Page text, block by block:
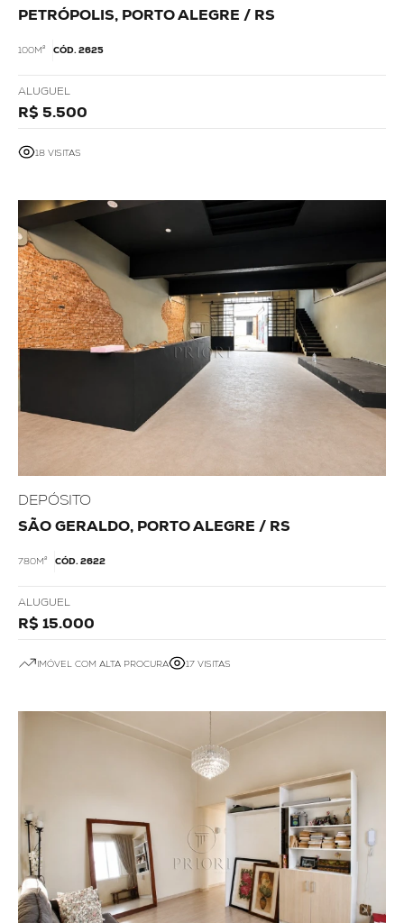
PETRÓPOLIS, PORTO ALEGRE / RS
100M² CÓD. 2625
ALUGUEL
R$ 5.500
18 VISITAS
DEPÓSITO
SÃO GERALDO, PORTO ALEGRE / RS
780M² CÓD. 2622
ALUGUEL
R$ 15.000
IMÓVEL COM ALTA PROCURA 17 VISITAS